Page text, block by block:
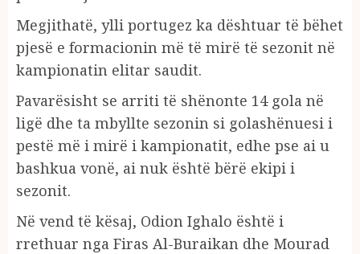
Megjithatë, ylli portugez ka dështuar të bëhet
pjesë e formacionin më të mirë të sezonit në
kampionatin elitar saudit.
Pavarësisht se arriti të shënonte 14 gola në
ligë dhe ta mbyllte sezonin si golashënuesi i
pestë më i mirë i kampionatit, edhe pse ai u
bashkua vonë, ai nuk është bërë ekipi i
sezonit.
Në vend të kësaj, Odion Ighalo është i
rrethuar nga Firas Al-Buraikan dhe Mourad